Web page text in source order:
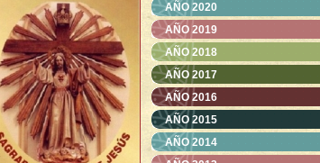
AÑO 2020
AÑO 2019
AÑO 2018
AÑO 2017
AÑO 2016
AÑO 2015
AÑO 2014